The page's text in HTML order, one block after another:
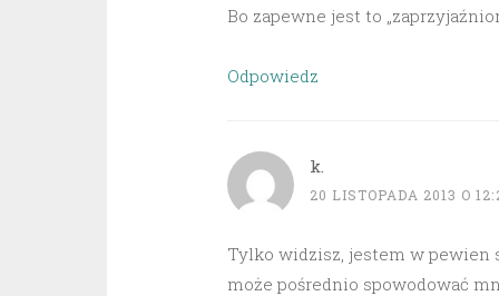
Bo zapewne jest to
Odpowiedz
k.
20 LISTOPADA 2013 O
Tylko widzisz, jestem w pewien
może pośrednio spowodować